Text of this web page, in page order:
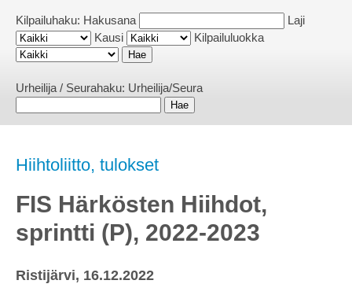
Kilpailuhaku: Hakusana
Laji
Kausi
Kilpailuluokka
Urheilija / Seurahaku: Urheilija/Seura
Hiihtoliitto, tulokset
FIS Härkösten Hiihdot,
sprintti (P), 2022-2023
Ristijärvi, 16.12.2022